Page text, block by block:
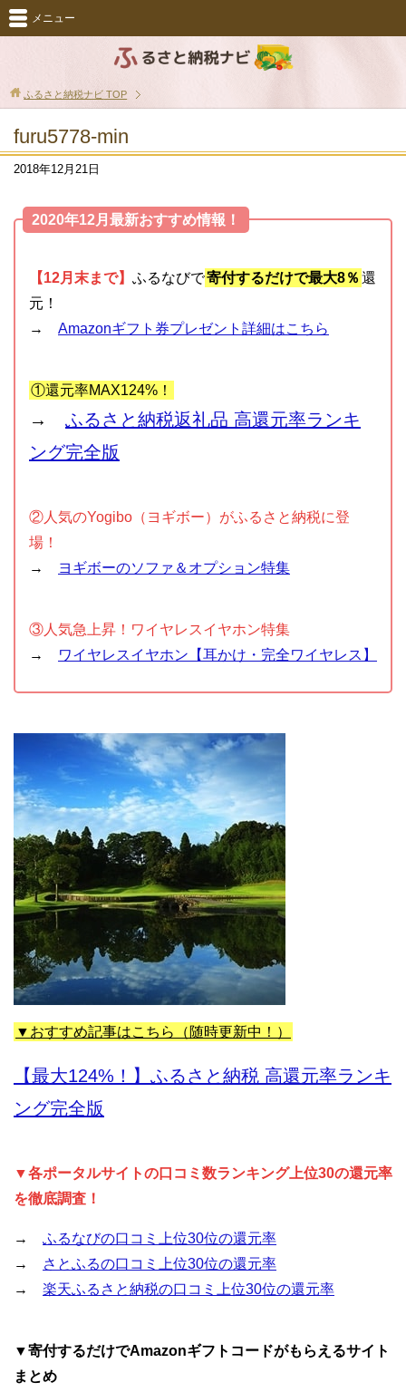
メニュー
ふるさと納税ナビ TOP
furu5778-min
2018年12月21日
2020年12月最新おすすめ情報！
【12月末まで】 ふるなびで寄付するだけで最大8％ 還
元！
→ Amazonギフト券プレゼント詳細はこちら
①還元率MAX124%！
→ ふるさと納税返礼品 高還元率ランキ
ング完全版
②人気のYogibo（ヨギボー）がふるさと納税に登
場！
→
ヨギボーのソファ＆オプション特集
③人気急上昇！ワイヤレスイヤホン特集
→
ワイヤレスイヤホン【耳かけ・完全ワイヤレス】
▼おすすめ記事はこちら（随時更新中！）
【最大124%！】ふるさと納税 高還元率ランキ
ング完全版
▼各ポータルサイトの口コミ数ランキング上位30の還元率
を徹底調査！
→ ふるなびの口コミ上位30位の還元率
→
さとふるの口コミ上位30位の還元率
→ 楽天ふるさと納税の口コミ上位30位の還元率
▼寄付するだけでAmazonギフトコードがもらえるサイト
まとめ